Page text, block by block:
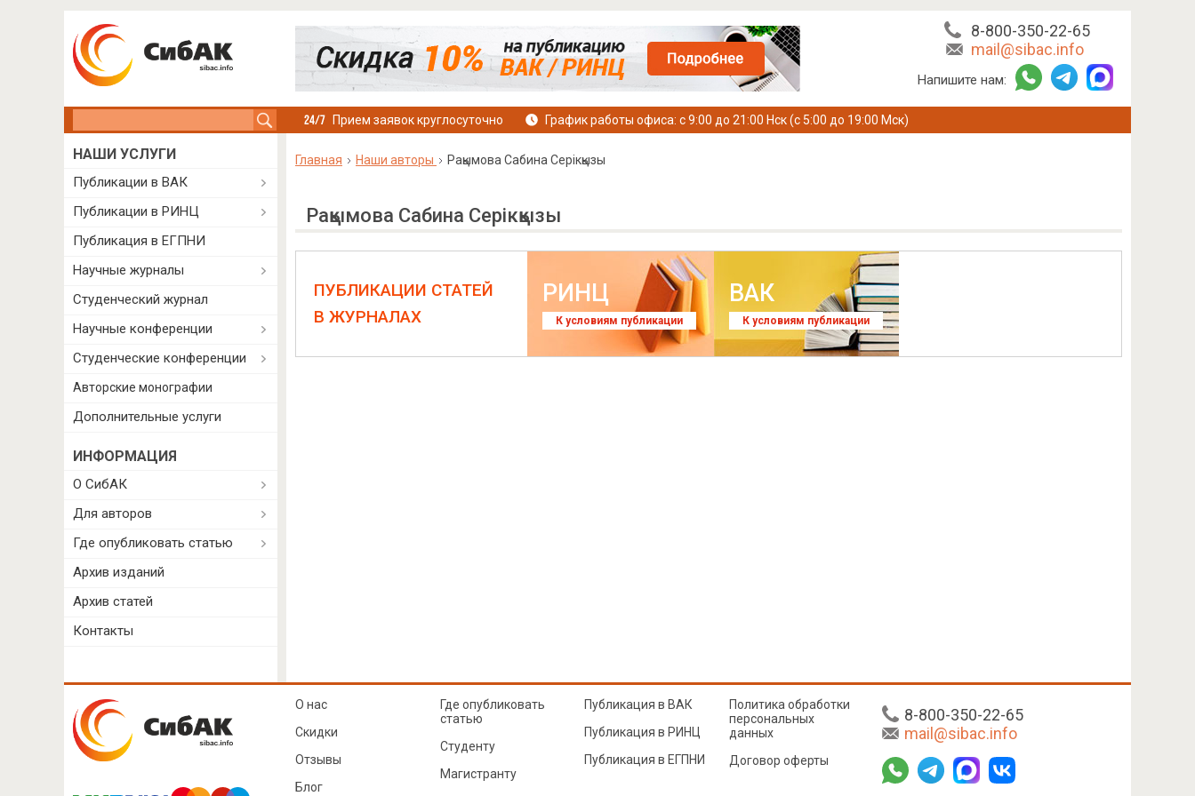
8-800-350-22-65
mail@sibac.info
Напишите нам:
Прием заявок круглосуточно График работы офиса: с 9:00 до 21:00 Нск (с 5:00 до 19:00 Мск)
Главная Наши авторы Рақымова Сабина Серікқызы
Рақымова Сабина Серікқызы
ПУБЛИКАЦИИ СТАТЕЙ
В ЖУРНАЛАХ
РИНЦ
К условиям публикации
ВАК
К условиям публикации
НАШИ УСЛУГИ
Публикации в ВАК
Публикации в РИНЦ
Публикация в ЕГПНИ
Научные журналы
Студенческий журнал
Научные конференции
Студенческие конференции
Авторские монографии
Дополнительные услуги
ИНФОРМАЦИЯ
О СибАК
Для авторов
Где опубликовать статью
Архив изданий
Архив статей
Контакты
8-800-350-22-65
mail@sibac.info
О нас
Скидки
Отзывы
Блог
Где опубликовать
статью
Студенту
Магистранту
Публикация в ВАК
Публикация в РИНЦ
Публикация в ЕГПНИ
Политика обработки
персональных
данных
Договор оферты